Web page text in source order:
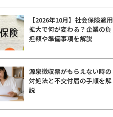
【2026年10月】社会保険適用
拡大で何が変わる？企業の負
担額や準備事項を解説
源泉徴収票がもらえない時の
対処法と不交付届の手順を解
説